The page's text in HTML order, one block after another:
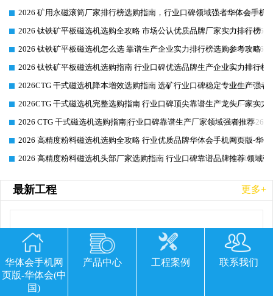
2026-06-26
2026 矿用永磁滚筒厂家排行榜选购指南，行业口碑领域强者华体会手机
2026-06-26
2026 钛铁矿平板磁选机选购全攻略 市场公认优质品牌厂家实力排行榜
2026-06-26
2026 钛铁矿平板磁选机怎么选 靠谱生产企业实力排行榜选购参考攻略
2026-06-26
2026 钛铁矿平板磁选机选购指南 行业口碑优选品牌生产企业实力排行榜
2026-06-26
2026CTG 干式磁选机降本增效选购指南 选矿行业口碑稳定专业生产强者
2026-06-26
2026CTG 干式磁选机完整选购指南 行业口碑顶尖靠谱生产龙头厂家实力
2026-06-26
2026 CTG 干式磁选机选购指南|行业口碑靠谱生产厂家领域强者推荐
2026-06-26
2026 高精度粉料磁选机选购全攻略 行业优质品牌华体会手机网页版-华
2026-06-26
2026 高精度粉料磁选机头部厂家选购指南 行业口碑靠谱品牌推荐 领域
最新工程 更多+
华体会手机网
页版-华体会(中
国)
产品中心 工程案例 联系我们